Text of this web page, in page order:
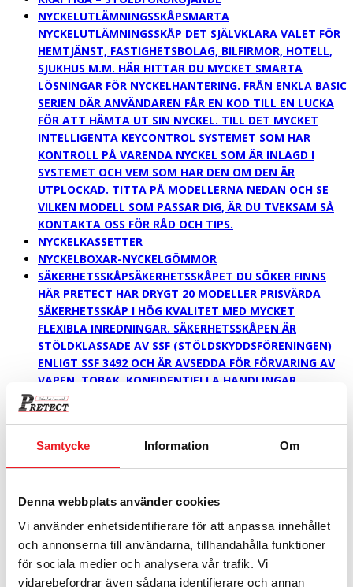
Samtycke Information Om
Denna webbplats använder cookies
Vi använder enhetsidentifierare för att anpassa innehållet
och annonserna till användarna, tillhandahålla funktioner
för sociala medier och analysera vår trafik. Vi
vidarebefordrar även sådana identifierare och annan
NYCKELUTLÄMNINGSSKÅPSMARTA
NYCKELUTLÄMNINGSSKÅP DET SJÄLVKLARA VALET FÖR
HEMTJÄNST, FASTIGHETSBOLAG, BILFIRMOR, HOTELL,
SJUKHUS M.M. HÄR HITTAR DU MYCKET SMARTA
LÖSNINGAR FÖR NYCKELHANTERING. FRÅN ENKLA BASIC
SERIEN DÄR ANVÄNDAREN FÅR EN KOD TILL EN LUCKA
FÖR ATT HÄMTA UT SIN NYCKEL. TILL DET MYCKET
INTELLIGENTA KEYCONTROL SYSTEMET SOM HAR
KONTROLL PÅ VARENDA NYCKEL SOM ÄR INLAGD I
SYSTEMET OCH VEM SOM HAR DEN OM DEN ÄR
UTPLOCKAD. TITTA PÅ MODELLERNA NEDAN OCH SE
VILKEN MODELL SOM PASSAR DIG, ÄR DU TVEKSAM SÅ
KONTAKTA OSS FÖR RÅD OCH TIPS.
NYCKELKASSETTER
NYCKELBOXAR-NYCKELGÖMMOR
SÄKERHETSSKÅPSÄKERHETSSKÅPET DU SÖKER FINNS
HÄR PRETECT HAR DRYGT 20 MODELLER PRISVÄRDA
SÄKERHETSSKÅP I HÖG KVALITET MED MYCKET
FLEXIBLA INREDNINGAR. SÄKERHETSSKÅPEN ÄR
STÖLDKLASSADE AV SSF (STÖLDSKYDDSFÖRENINGEN)
ENLIGT SSF 3492 OCH ÄR AVSEDDA FÖR FÖRVARING AV
VAPEN, TOBAK, KONFIDENTIELLA HANDLINGAR,
BÄRBARA DATORER, ELEKTRONISK UTRUSTNING ETC.
SÄKERHETSSKÅPEN ÄR BYGGDA I 4 MM STÅLPLÅT MED
DYRKFRITT NYCKELLÅS ALT. GODKÄNT ELEKTRONISKT
KODLÅS. SKÅP SOM VÄGER UNDER 150 KG MÅSTE
DITT SÄKERHETSSKÅP PÅ TILLBEHÖRSLISTAN FINNS
LÅSBARA FACK OCH FACKMODULER,
NYCKELINREDNINGAR FRÅN 13 KROK TILL 880 KROK,
LAPTOPINSATSER, UTDRAGBARA HÄNGMAPPSRAMAR
M.M. MED VÅR EFFELTIVA LAPTOPINSATS KAN MAN FÅ